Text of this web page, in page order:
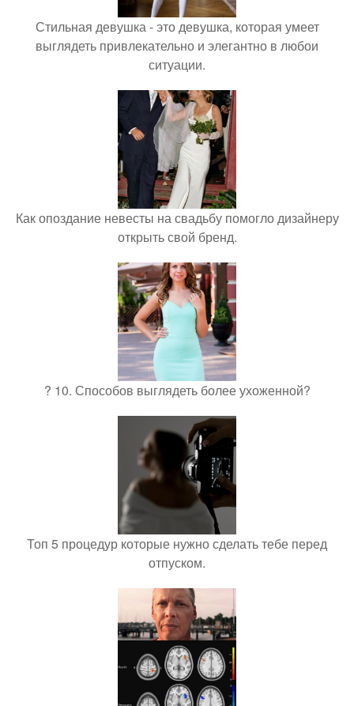
Стильная девушка - это девушка, которая умеет
выглядеть привлекательно и элегантно в любои
ситуации.
Как опоздание невесты на свадьбу помогло дизайнеру
открыть свой бренд.
? 10. Способов выглядеть более ухоженной?
Топ 5 процедур которые нужно сделать тебе перед
отпуском.